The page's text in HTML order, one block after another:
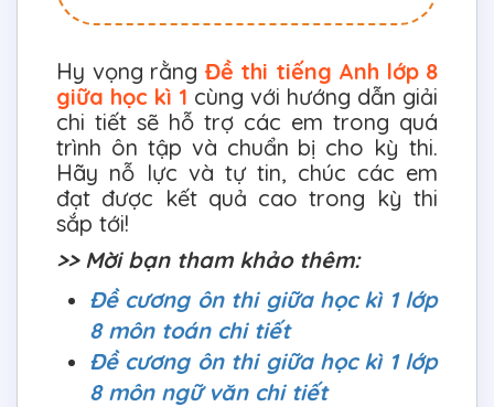
Hy vọng rằng Đề thi tiếng Anh lớp 8
giữa học kì 1 cùng với hướng dẫn giải
chi tiết sẽ hỗ trợ các em trong quá
trình ôn tập và chuẩn bị cho kỳ thi.
Hãy nỗ lực và tự tin, chúc các em
đạt được kết quả cao trong kỳ thi
sắp tới!
>> Mời bạn tham khảo thêm:
Đề cương ôn thi giữa học kì 1 lớp
8 môn toán chi tiết
Đề cương ôn thi giữa học kì 1 lớp
8 môn ngữ văn chi tiết